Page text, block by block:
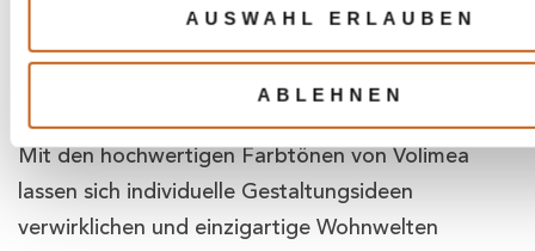
AUSWAHL ERLAUBEN
ABLEHNEN
Farben prägen das Leben und Beeinflussen die
Atmosphäre von Räumen auf vielfältige Weise. Sie
schaffen Stimmungen, setzen Akzente und
verleihen jedem Ambiente eine besondere Note.
Mit den hochwertigen Farbtönen von Volimea
lassen sich individuelle Gestaltungsideen
verwirklichen und einzigartige Wohnwelten